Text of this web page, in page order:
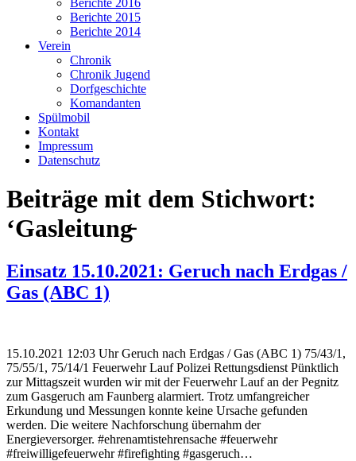
Berichte 2016
Berichte 2015
Berichte 2014
Verein
Chronik
Chronik Jugend
Dorfgeschichte
Komandanten
Spülmobil
Kontakt
Impressum
Datenschutz
Beiträge mit dem Stichwort:
‘Gasleitung̵
Einsatz 15.10.2021: Geruch nach Erdgas /
Gas (ABC 1)
15.10.2021 12:03 Uhr Geruch nach Erdgas / Gas (ABC 1) 75/43/1,
75/55/1, 75/14/1 Feuerwehr Lauf Polizei Rettungsdienst Pünktlich
zur Mittagszeit wurden wir mit der Feuerwehr Lauf an der Pegnitz
zum Gasgeruch am Faunberg alarmiert. Trotz umfangreicher
Erkundung und Messungen konnte keine Ursache gefunden
werden. Die weitere Nachforschung übernahm der
Energieversorger. #ehrenamtistehrensache #feuerwehr
#freiwilligefeuerwehr #firefighting #gasgeruch…